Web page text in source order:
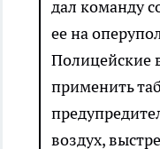
дал команду
ее на
Полицейские
применить
воздух,